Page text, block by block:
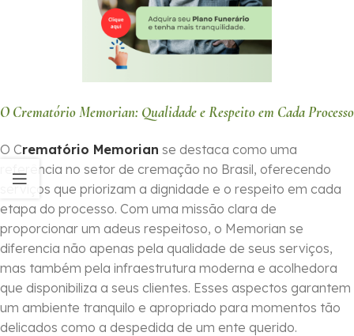
O Crematório Memorian: Qualidade e Respeito em Cada Processo
O Crematório Memorian se destaca como uma
referência no setor de cremação no Brasil, oferecendo
serviços que priorizam a dignidade e o respeito em cada
etapa do processo. Com uma missão clara de
proporcionar um adeus respeitoso, o Memorian se
diferencia não apenas pela qualidade de seus serviços,
mas também pela infraestrutura moderna e acolhedora
que disponibiliza a seus clientes. Esses aspectos garantem
um ambiente tranquilo e apropriado para momentos tão
delicados como a despedida de um ente querido.